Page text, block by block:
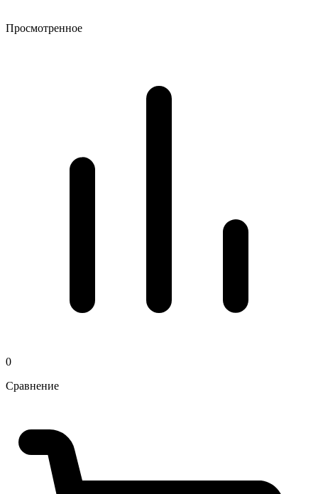
Просмотренное
0
Сравнение